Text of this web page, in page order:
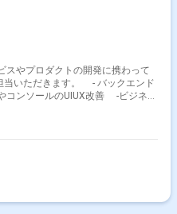
スやプロダクトの開発に携わって
当いただきます。 - バックエンド
ンソールのUIUX改善 -ビジネス